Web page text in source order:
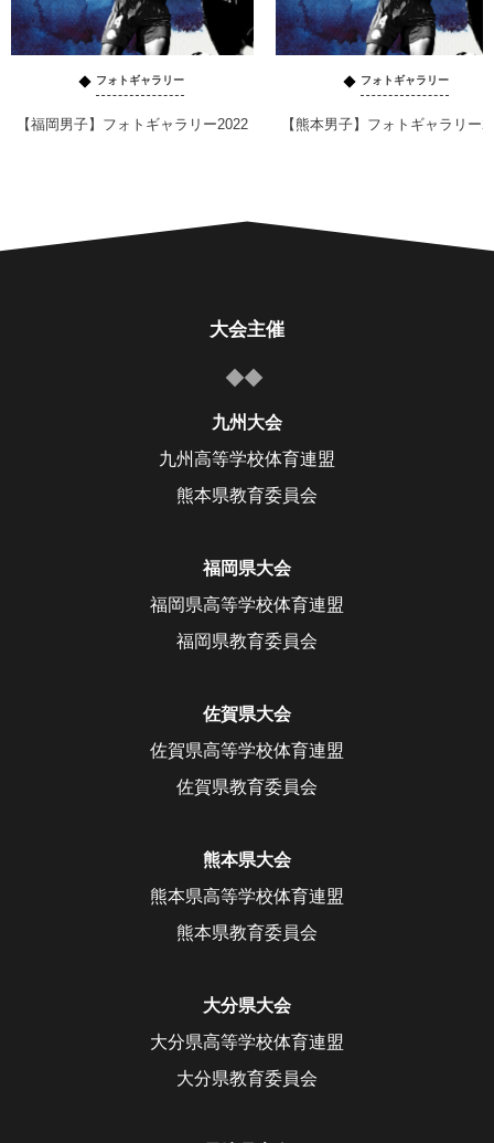
フォトギャラリー
【福岡男子】フォトギャラリー2022
フォトギャラリー
【熊本男子】フォトギャラリー
大会主催
九州大会
九州高等学校体育連盟
熊本県教育委員会
福岡県大会
福岡県高等学校体育連盟
福岡県教育委員会
佐賀県大会
佐賀県高等学校体育連盟
佐賀県教育委員会
熊本県大会
熊本県高等学校体育連盟
熊本県教育委員会
大分県大会
大分県高等学校体育連盟
大分県教育委員会